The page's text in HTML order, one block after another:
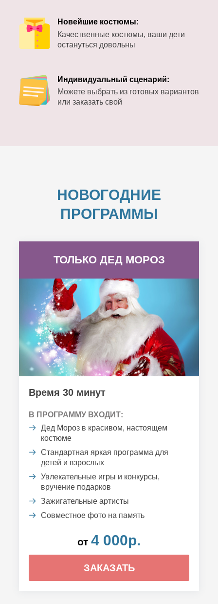
Новейшие костюмы:
Качественные костюмы, ваши дети
остануться довольны
Индивидуальный сценарий:
Можете выбрать из готовых вариантов
или заказать свой
НОВОГОДНИЕ
ПРОГРАММЫ
ТОЛЬКО ДЕД МОРОЗ
Время 30 минут
В ПРОГРАММУ ВХОДИТ:
Дед Мороз в красивом, настоящем
костюме
Стандартная яркая программа для
детей и взрослых
Увлекательные игры и конкурсы,
вручение подарков
Зажигательные артисты
Совместное фото на память
от 4 000р.
ЗАКАЗАТЬ